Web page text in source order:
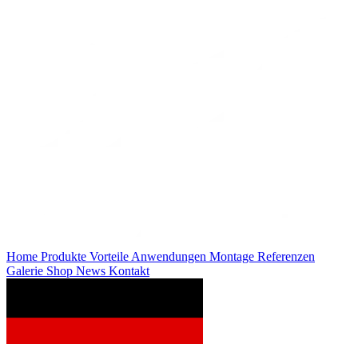
Home Produkte Vorteile Anwendungen Montage Referenzen
Galerie Shop News Kontakt